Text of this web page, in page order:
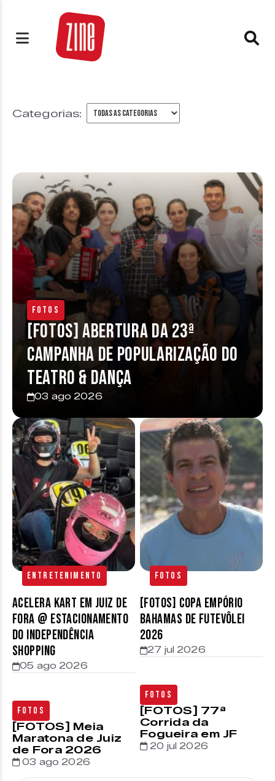
Categorias:
Fotos
[FOTOS] Abertura da 23ª
Campanha de Popularização do
Teatro & Dança
03 ago 2026
Entretenimento
Acelera Kart em Juiz de
Fora @ estacionamento
do Independência
Shopping
05 ago 2026
Fotos
[FOTOS] Meia
Maratona de Juiz
de Fora 2026
03 ago 2026
Fotos
[FOTOS] Copa Empório
Bahamas de Futevôlei
2026
27 jul 2026
Fotos
[FOTOS] 77ª
Corrida da
Fogueira em JF
20 jul 2026